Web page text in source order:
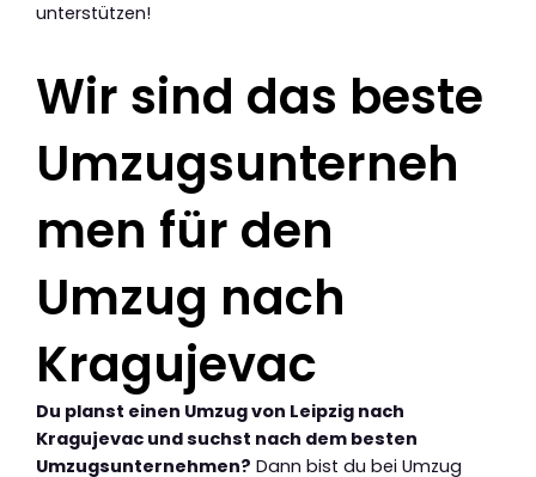
unterstützen!
Wir sind das beste
Umzugsunterneh
men für den
Umzug nach
Kragujevac
Du planst einen Umzug von Leipzig nach
Kragujevac und suchst nach dem besten
Umzugsunternehmen? Dann bist du bei Umzug